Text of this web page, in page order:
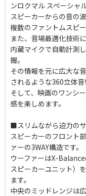
ンロクマル スペーシャ
スピーカーからの音の
複数のファントムスピ
また、音場最適化技術
内蔵マイクで自動計測
握。
その情報を元に広大な
されるような360立体音
そして、映画のワンシ
感を楽しめます。
■スリムながら迫力の
スピーカーのフロント
ァーの3WAY構造です。
ウーファーはX-
スピーカーユニット）
ます。
中央のミッドレンジは